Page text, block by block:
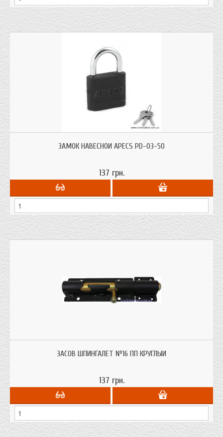
ЗАМОК НАВЕСНОЙ APECS PD-03-50
137 грн.
с иллюзией ковкиЗАСОВ ШПИНГАЛЕТ №16 ПП КРУГЛЫЙ
137 грн.